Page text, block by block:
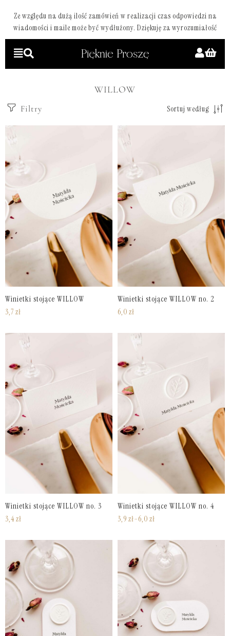
Ze względu na dużą ilość zamówień w realizacji czas odpowiedzi na
wiadomości i maile może być wydłużony. Dziękuję za wyrozumiałość
WILLOW
Filtry Sortuj według
Winietki stojące WILLOW
3,7 zł
Winietki stojące WILLOW no. 2
6,0 zł
Winietki stojące WILLOW no. 3
3,4 zł
Winietki stojące WILLOW no. 4
3,9 zł–6,0 zł